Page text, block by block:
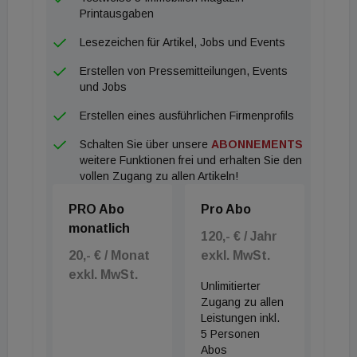
homogen und weisen große Unterschiede bei den
Chancen für nationale und regionale
Erfolgsaussichten von kulturellen, geografischen
damit, dass sich Renditeunterschiede zwischen
einzelnen Objektarten im Jahr 2022 angleichen
werden. Mittlerweile hat sich ein Preisniveau bei
mittelfristigen Potenzial entspricht. Strukturelle
Vorteile spiegeln sich in den niedrigen Cap Rates
bei Logistik- und Wohnimmobilien wider, während
der Gegenwind für den Einzelhandelssektor nun
weitgehend eingepreist ist. Unserer Ansicht nach
gehört daher die Strategie, eine
überdurchschnittliche Rendite zu erzielen, indem der
Printausgaben
Lesezeichen für Artikel, Jobs und Events
Erstellen von Pressemitteilungen, Events
und Jobs
Erstellen eines ausführlichen Firmenprofils
Schalten Sie über unsere ABONNEMENTS
weitere Funktionen frei und erhalten Sie den
vollen Zugang zu allen Artikeln!
PRO Abo
monatlich
20,- € / Monat
exkl. MwSt.
Pro Abo
120,- € / Jahr
exkl. MwSt.
Unlimitierter
Zugang zu allen
Leistungen inkl.
5 Personen
Abos